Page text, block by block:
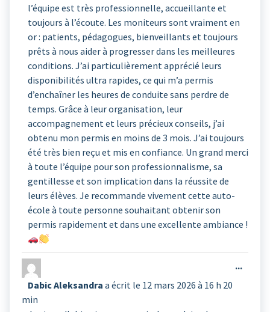
l’équipe est très professionnelle, accueillante et
toujours à l’écoute. Les moniteurs sont vraiment en
or : patients, pédagogues, bienveillants et toujours
prêts à nous aider à progresser dans les meilleures
conditions. J’ai particulièrement apprécié leurs
disponibilités ultra rapides, ce qui m’a permis
d’enchaîner les heures de conduite sans perdre de
temps. Grâce à leur organisation, leur
accompagnement et leurs précieux conseils, j’ai
obtenu mon permis en moins de 3 mois. J’ai toujours
été très bien reçu et mis en confiance. Un grand merci
à toute l’équipe pour son professionnalisme, sa
gentillesse et son implication dans la réussite de
leurs élèves. Je recommande vivement cette auto-
école à toute personne souhaitant obtenir son
permis rapidement et dans une excellente ambiance !
Dabic Aleksandra a écrit le 12 mars 2026 à 16 h 20
min
...